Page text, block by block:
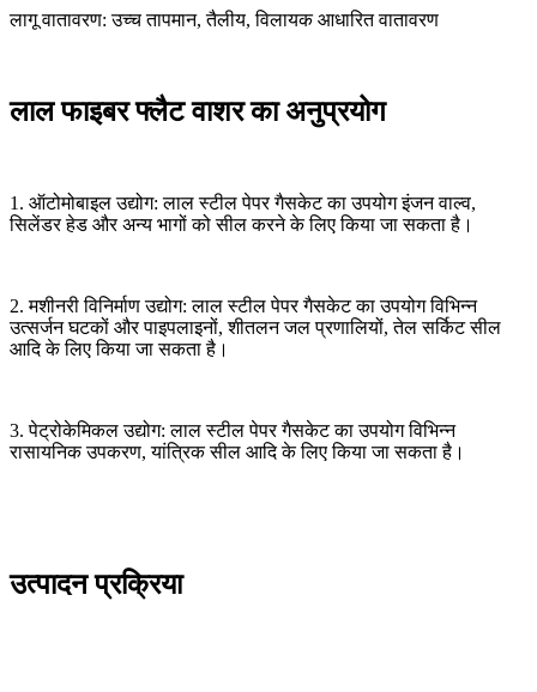
लागू वातावरण: उच्च तापमान, तैलीय, विलायक आधारित वातावरण
लाल फाइबर फ्लैट वाशर का अनुप्रयोग
1. ऑटोमोबाइल उद्योग: लाल स्टील पेपर गैसकेट का उपयोग इंजन वाल्व,
सिलेंडर हेड और अन्य भागों को सील करने के लिए किया जा सकता है।
2. मशीनरी विनिर्माण उद्योग: लाल स्टील पेपर गैसकेट का उपयोग विभिन्न
उत्सर्जन घटकों और पाइपलाइनों, शीतलन जल प्रणालियों, तेल सर्किट सील
आदि के लिए किया जा सकता है।
3. पेट्रोकेमिकल उद्योग: लाल स्टील पेपर गैसकेट का उपयोग विभिन्न
रासायनिक उपकरण, यांत्रिक सील आदि के लिए किया जा सकता है।
उत्पादन प्रक्रिया